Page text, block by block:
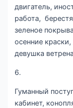
двигатель,
работа,
зеленое
осенние
девушка
6.
Гуманный
кабинет,